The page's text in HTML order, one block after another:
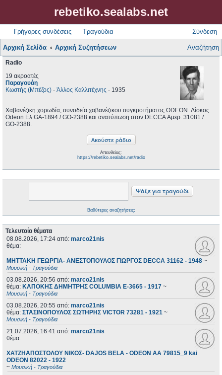
rebetiko.sealabs.net
Γρήγορες συνδέσεις Τραγούδια Σύνδεση
Αρχική Σελίδα Αρχική Συζητήσεων Αναζήτηση
Radio
19 ακροατές
Παραγουάη
Κωστής (Μπέζος) - Άλλος Καλλιτέχνης - 1935
Χαβανέζικη χορωδία, συνοδεία χαβανέζικου συγκροτήματος ODEON. Δίσκος
Odeon Ελ GA-1894 / GΟ-2388 και ανατύπωση στον DECCA Αμερ. 31081 /
GΟ-2388.
Απευθείας:
https://rebetiko.sealabs.net/radio
Βαθύτερες αναζητήσεις;
Τελευταία θέματα
08.08.2026, 17:24 από: marco21nis
θέμα:
ΜΗΤΤΑΚΗ ΓΕΩΡΓΙΑ- ΑΝΕΣΤΟΠΟΥΛΟΣ ΓΙΩΡΓΟΣ DECCA 31162 - 1948 ~
Μουσική - Τραγούδια
03.08.2026, 20:56 από: marco21nis
θέμα: ΚΑΠΟΚΗΣ ΔΗΜΗΤΡΗΣ COLUMBIA E-3665 - 1917 ~
Μουσική - Τραγούδια
03.08.2026, 20:55 από: marco21nis
θέμα: ΣΤΑΣΙΝΟΠΟΥΛΟΣ ΣΩΤΗΡΗΣ VICTOR 73281 - 1921 ~
Μουσική - Τραγούδια
21.07.2026, 16:41 από: marco21nis
θέμα:
ΧΑΤΖΗΑΠΟΣΤΟΛΟΥ ΝΙΚΟΣ- DAJOS BELA - ODEON AA 79815_9 kai
ODEON 82022 - 1922
~ Μουσική - Τραγούδια